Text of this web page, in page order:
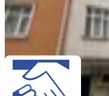
TURYAP TRABZON
Ara